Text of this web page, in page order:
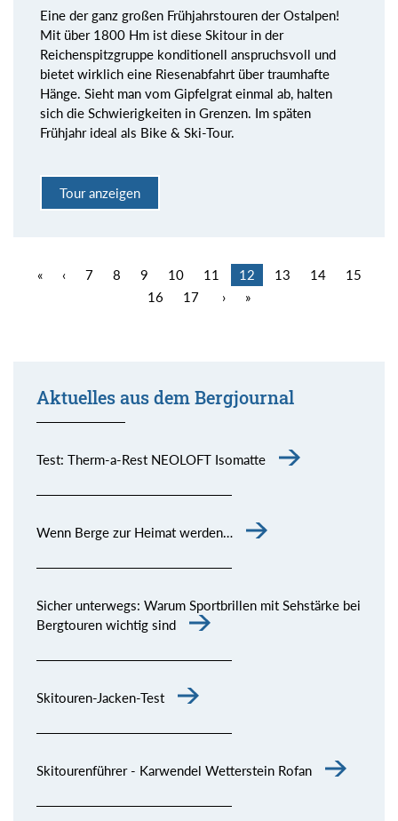
Eine der ganz großen Frühjahrstouren der Ostalpen!
Mit über 1800 Hm ist diese Skitour in der
Reichenspitzgruppe konditionell anspruchsvoll und
bietet wirklich eine Riesenabfahrt über traumhafte
Hänge. Sieht man vom Gipfelgrat einmal ab, halten
sich die Schwierigkeiten in Grenzen. Im späten
Frühjahr ideal als Bike & Ski-Tour.
Tour anzeigen
« ‹ 7 8 9 10 11 12 13 14
15
16
17 › »
Aktuelles aus dem Bergjournal
Test: Therm-a-Rest NEOLOFT Isomatte
Wenn Berge zur Heimat werden…
Sicher unterwegs: Warum Sportbrillen mit Sehstärke bei
Bergtouren wichtig sind
Skitouren-Jacken-Test
Skitourenführer - Karwendel Wetterstein Rofan